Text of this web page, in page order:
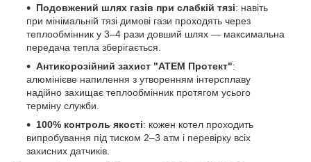
Подовжений шлях газів при слабкій тязі: навіть
при мінімальній тязі димові гази проходять через
теплообмінник у 3–4 рази довший шлях — максимальна
передача тепла зберігається.
Антикорозійний захист "АТЕМ Протект":
алюмінієве напилення з утворенням інтерсплаву
надійно захищає теплообмінник протягом усього
терміну служби.
100% контроль якості: кожен котел проходить
випробування під тиском 2–3 атм і перевірку всіх
захисних датчиків.